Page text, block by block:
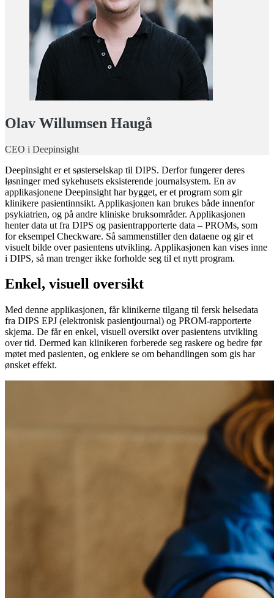
Olav Willumsen Haugå
CEO i Deepinsight
Deepinsight er et søsterselskap til DIPS. Derfor fungerer deres
løsninger med sykehusets eksisterende journalsystem. En av
applikasjonene Deepinsight har bygget, er et program som gir
klinikere pasientinnsikt. Applikasjonen kan brukes både innenfor
psykiatrien, og på andre kliniske bruksområder. Applikasjonen
henter data ut fra DIPS og pasientrapporterte data – PROMs, som
for eksempel Checkware. Så sammenstiller den dataene og gir et
visuelt bilde over pasientens utvikling. Applikasjonen kan vises inne
i DIPS, så man trenger ikke forholde seg til et nytt program.
Enkel, visuell oversikt
Med denne applikasjonen, får klinikerne tilgang til fersk helsedata
fra DIPS EPJ (elektronisk pasientjournal) og PROM-rapporterte
skjema. De får en enkel, visuell oversikt over pasientens utvikling
over tid. Dermed kan klinikeren forberede seg raskere og bedre før
møtet med pasienten, og enklere se om behandlingen som gis har
ønsket effekt.